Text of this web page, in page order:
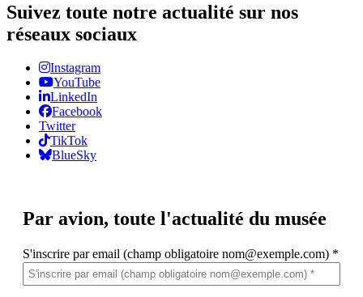
Suivez toute notre actualité sur nos
réseaux sociaux
Instagram
YouTube
LinkedIn
Facebook
Twitter
TikTok
BlueSky
Par avion, toute l'actualité du musée
S'inscrire par email (champ obligatoire nom@exemple.com) *